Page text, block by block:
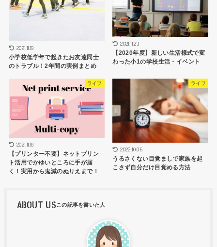
2021.11.19
小学校低学年で起きたお友達同士
のトラブル！2年間の実例まとめ
2021.11.23
【2020年度】新しい生活様式で変
わった小1の学校生活・イベント
ライフ
2021.11.18
【プリンター不要】ネットプリン
ト活用でかゆいところに手が届
く！実用から鬼滅のぬりえまで！
ライフ
2022.10.06
うるさくない目覚ましで家族を起
こさず自分だけ目覚める方法
ABOUT US